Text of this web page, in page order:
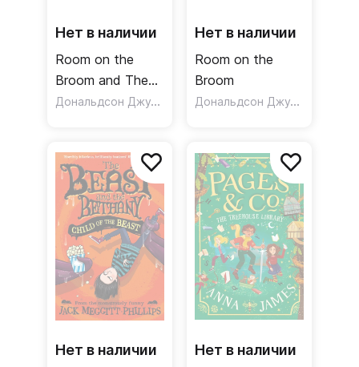
Нет в наличии
Room on the
Broom and The
Snail and the
Slipcase
Дональдсон Джулия
Нет в наличии
Room on the
Broom
Дональдсон Джулия
Нет в наличии Нет в наличии